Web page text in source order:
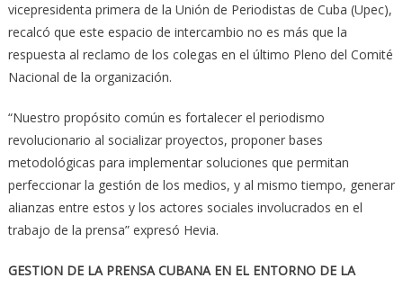
vicepresidenta primera de la Unión de Periodistas de Cuba (Upec),
recalcó que este espacio de intercambio no es más que la
respuesta al reclamo de los colegas en el último Pleno del Comité
Nacional de la organización.
“Nuestro propósito común es fortalecer el periodismo
revolucionario al socializar proyectos, proponer bases
metodológicas para implementar soluciones que permitan
perfeccionar la gestión de los medios, y al mismo tiempo, generar
alianzas entre estos y los actores sociales involucrados en el
trabajo de la prensa” expresó Hevia.
GESTION DE LA PRENSA CUBANA EN EL ENTORNO DE LA